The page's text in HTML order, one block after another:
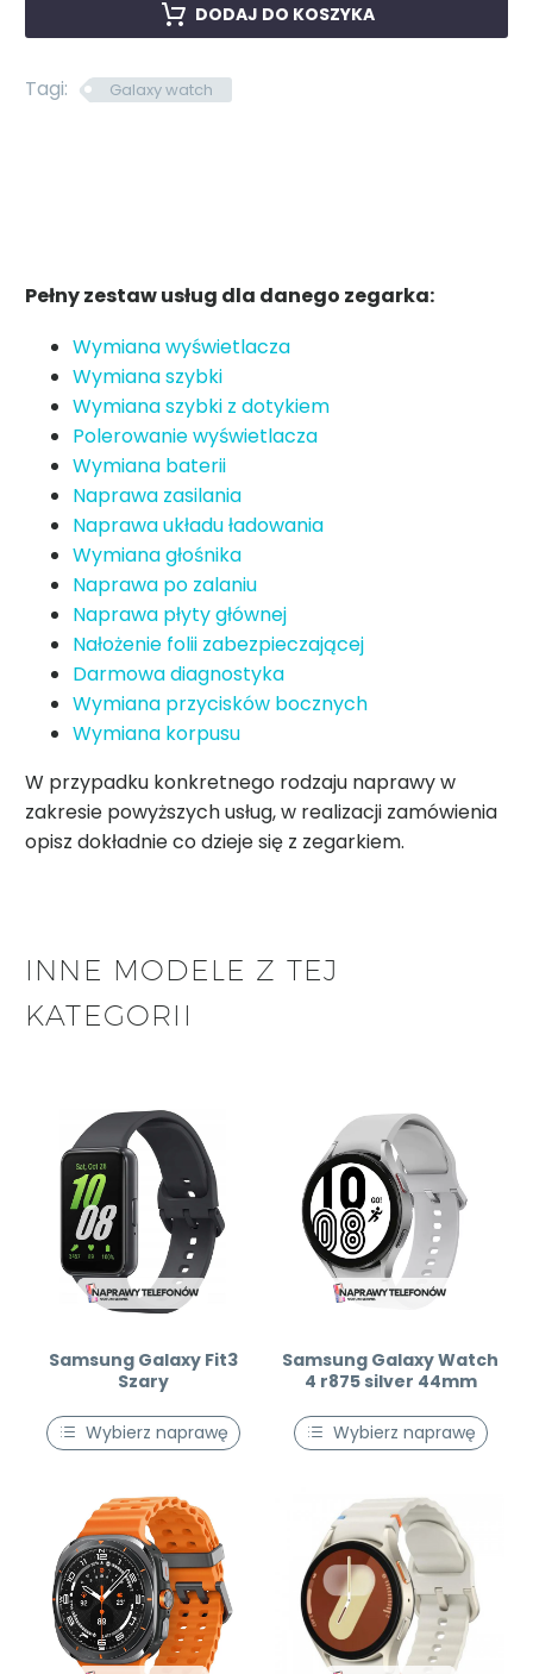
DODAJ DO KOSZYKA
Tagi: Galaxy watch
Pełny zestaw usług dla danego zegarka:
Wymiana wyświetlacza
Wymiana szybki
Wymiana szybki z dotykiem
Polerowanie wyświetlacza
Wymiana baterii
Naprawa zasilania
Naprawa układu ładowania
Wymiana głośnika
Naprawa po zalaniu
Naprawa płyty głównej
Nałożenie folii zabezpieczającej
Darmowa diagnostyka
Wymiana przycisków bocznych
Wymiana korpusu
W przypadku konkretnego rodzaju naprawy w
zakresie powyższych usług, w realizacji zamówienia
opisz dokładnie co dzieje się z zegarkiem.
INNE MODELE Z TEJ
KATEGORII
Samsung Galaxy Fit3
Szary
Wybierz naprawę
Samsung Galaxy Watch
4 r875 silver 44mm
Wybierz naprawę